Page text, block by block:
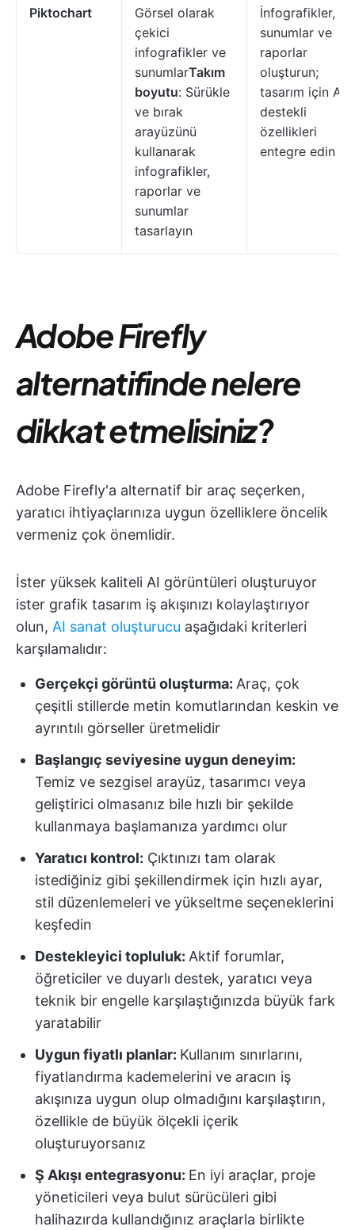
Piktochart
Görsel olarak
çekici
infografikler ve
sunumlarTakım
boyutu: Sürükle
ve bırak
arayüzünü
kullanarak
infografikler,
raporlar ve
sunumlar
tasarlayın
İnfografikler,
sunumlar ve
raporlar
oluşturun;
tasarım için AI
destekli
özellikleri
entegre edin
Adobe Firefly
alternatifinde nelere
dikkat etmelisiniz?
Adobe Firefly'a alternatif bir araç seçerken,
yaratıcı ihtiyaçlarınıza uygun özelliklere öncelik
vermeniz çok önemlidir.
İster yüksek kaliteli AI görüntüleri oluşturuyor
ister grafik tasarım iş akışınızı kolaylaştırıyor
olun, AI sanat oluşturucu aşağıdaki kriterleri
karşılamalıdır:
Gerçekçi görüntü oluşturma: Araç, çok
çeşitli stillerde metin komutlarından keskin ve
ayrıntılı görseller üretmelidir
Başlangıç seviyesine uygun deneyim:
Temiz ve sezgisel arayüz, tasarımcı veya
geliştirici olmasanız bile hızlı bir şekilde
kullanmaya başlamanıza yardımcı olur
Yaratıcı kontrol: Çıktınızı tam olarak
istediğiniz gibi şekillendirmek için hızlı ayar,
stil düzenlemeleri ve yükseltme seçeneklerini
keşfedin
Destekleyici topluluk: Aktif forumlar,
öğreticiler ve duyarlı destek, yaratıcı veya
teknik bir engelle karşılaştığınızda büyük fark
yaratabilir
Uygun fiyatlı planlar: Kullanım sınırlarını,
fiyatlandırma kademelerini ve aracın iş
akışınıza uygun olup olmadığını karşılaştırın,
özellikle de büyük ölçekli içerik
oluşturuyorsanız
Ş Akışı entegrasyonu: En iyi araçlar, proje
yöneticileri veya bulut sürücüleri gibi
halihazırda kullandığınız araçlarla birlikte